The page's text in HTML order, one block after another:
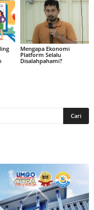
Mengapa Ekonomi
Platform Selalu
Disalahpahami?